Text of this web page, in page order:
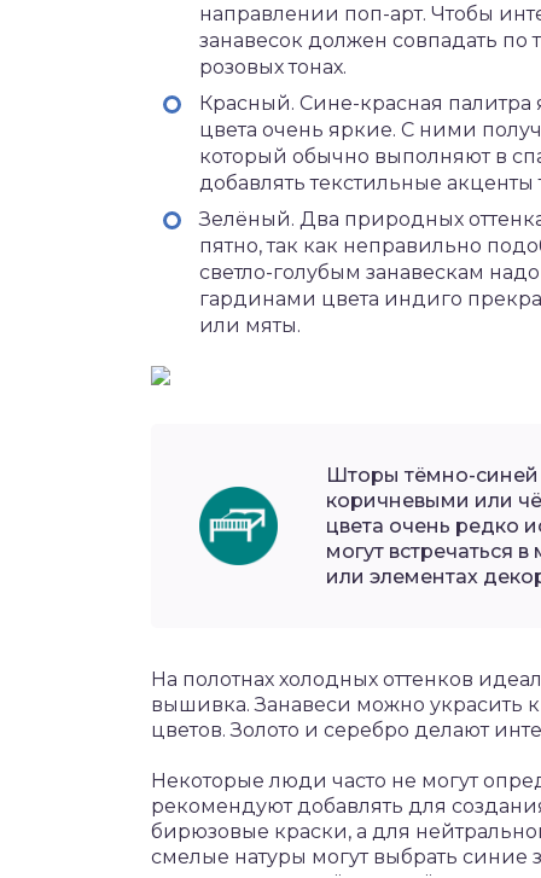
направлении поп-арт. Чтобы
занавесок должен совпадать по
розовых тонах.
Красный. Сине-красная
цвета очень яркие. С ними
который обычно выполняют в
добавлять текстильные акценты
Зелёный. Два природных
пятно, так как неправильно
светло-голубым занавескам
гардинами цвета индиго
или мяты.
Шторы тёмно-
коричневыми или
цвета очень редко
могут встречаться
или элементах
На полотнах холодных оттенков
вышивка. Занавеси можно украсить
цветов. Золото и серебро делают
Некоторые люди часто не могут
рекомендуют добавлять для
бирюзовые краски, а для
смелые натуры могут выбрать синие